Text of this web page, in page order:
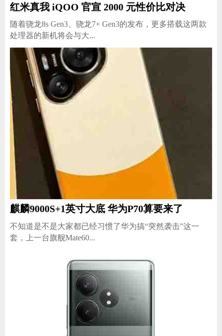
红米真我 iQOO 官宣 2000 元性价比对决
随着骁龙8s Gen3、骁龙7+ Gen3的发布，更多搭载这两款
处理器的新机将会与大...
麒麟9000S+1英寸大底 华为P70算要来了
不知道是不是大家都已经习惯了华为搞“突然袭击”这一
套，上一台旗舰Mate60...